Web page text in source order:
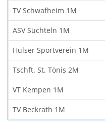
TV Schwafheim 1M
ASV Süchteln 1M
Hülser Sportverein 1M
Tschft. St. Tönis 2M
VT Kempen 1M
TV Beckrath 1M